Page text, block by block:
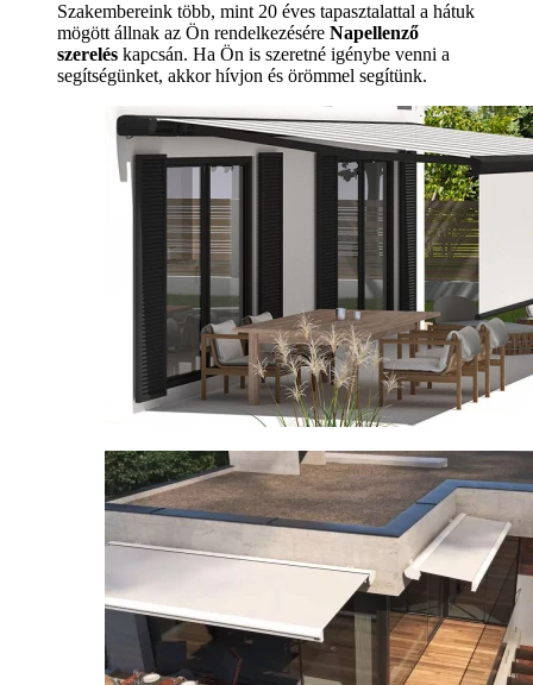
Szakembereink több, mint 20 éves tapasztalattal a hátuk
mögött állnak az Ön rendelkezésére Napellenző
szerelés kapcsán. Ha Ön is szeretné igénybe venni a
segítségünket, akkor hívjon és örömmel segítünk.